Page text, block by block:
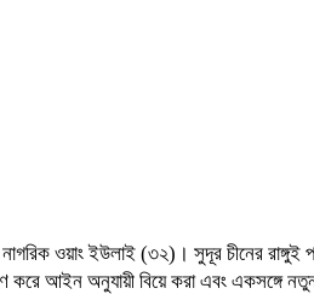
ওয়াং ইউলাই (৩২)। সুদূর চীনের রাঙ্গুই
করে আইন অনুযায়ী বিয়ে করা এবং একসঙ্গে